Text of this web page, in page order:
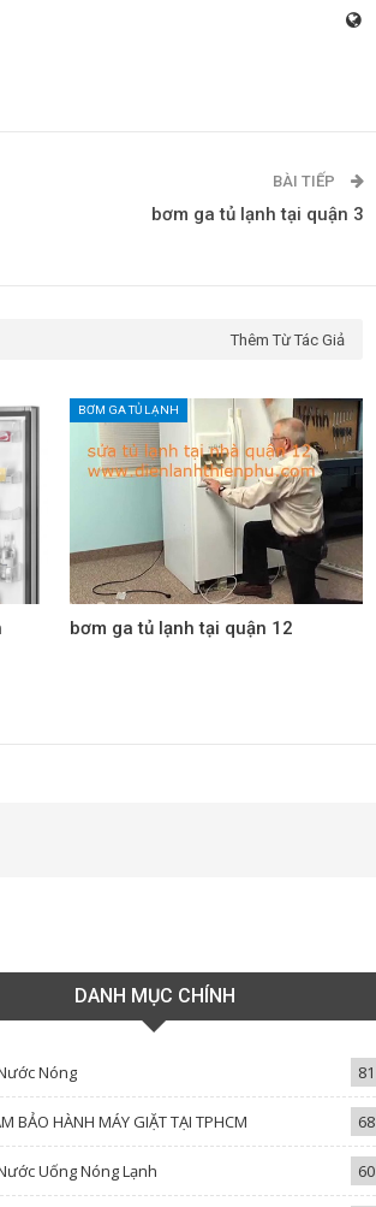
BÀI TIẾP
bơm ga tủ lạnh tại quận 3
Thêm Từ Tác Giả
BƠM GA TỦ LẠNH
bơm ga tủ lạnh tại quận 12
DANH MỤC CHÍNH
Nóng 81
BẢO HÀNH MÁY GIẶT TẠI TPHCM 68
Uống Nóng Lạnh 60